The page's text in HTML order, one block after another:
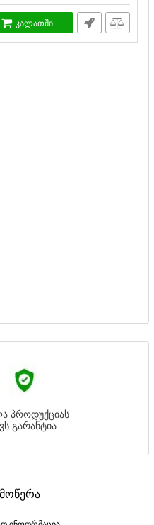
კალათში
პროდუქციას
გარანტია